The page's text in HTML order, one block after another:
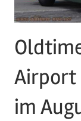
Airport
im